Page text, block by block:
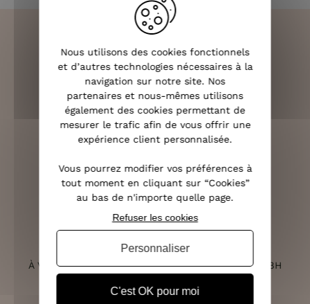
LIVRAISON RAPIDE
OFFERTE DÈS 70€
RETOURS SOUS 14 JOURS
(VOIR LES CONDITIONS)
SERVICE CLIENT
À VOTRE ÉCOUTE DU LUNDI AU SAMEDI DE 10H À 18H
Nous utilisons des cookies fonctionnels
et d’autres technologies nécessaires à la
navigation sur notre site. Nos
partenaires et nous-mêmes utilisons
également des cookies permettant de
mesurer le trafic afin de vous offrir une
expérience client personnalisée.
Vous pourrez modifier vos préférences à
tout moment en cliquant sur “Cookies”
au bas de n'importe quelle page.
C'est OK pour moi
Refuser les cookies
Personnaliser